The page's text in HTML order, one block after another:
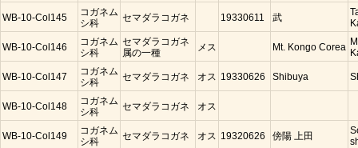
WB-10-Col145
コガネム
シ科
セマダラコガネ 19330611 武
WB-10-Col146
コガネム
シ科
セマダラコガネ
属の一種
メス Mt. Kongo Corea
WB-10-Col147
コガネム
シ科
セマダラコガネ オス 19330626 Shibuya
WB-10-Col148
コガネム
シ科
セマダラコガネ オス
WB-10-Col149
コガネム
シ科
セマダラコガネ オス 19320626 傍陽 上田